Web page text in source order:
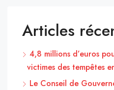
Articles
4,8 millions d’euros
victimes des tempêtes
Le Conseil de